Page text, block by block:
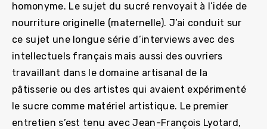
homonyme. Le sujet du sucré renvoyait à l’idée de
nourriture originelle (maternelle). J’ai conduit sur
ce sujet une longue série d’interviews avec des
intellectuels français mais aussi des ouvriers
travaillant dans le domaine artisanal de la
pâtisserie ou des artistes qui avaient expérimenté
le sucre comme matériel artistique. Le premier
entretien s’est tenu avec Jean-François Lyotard,